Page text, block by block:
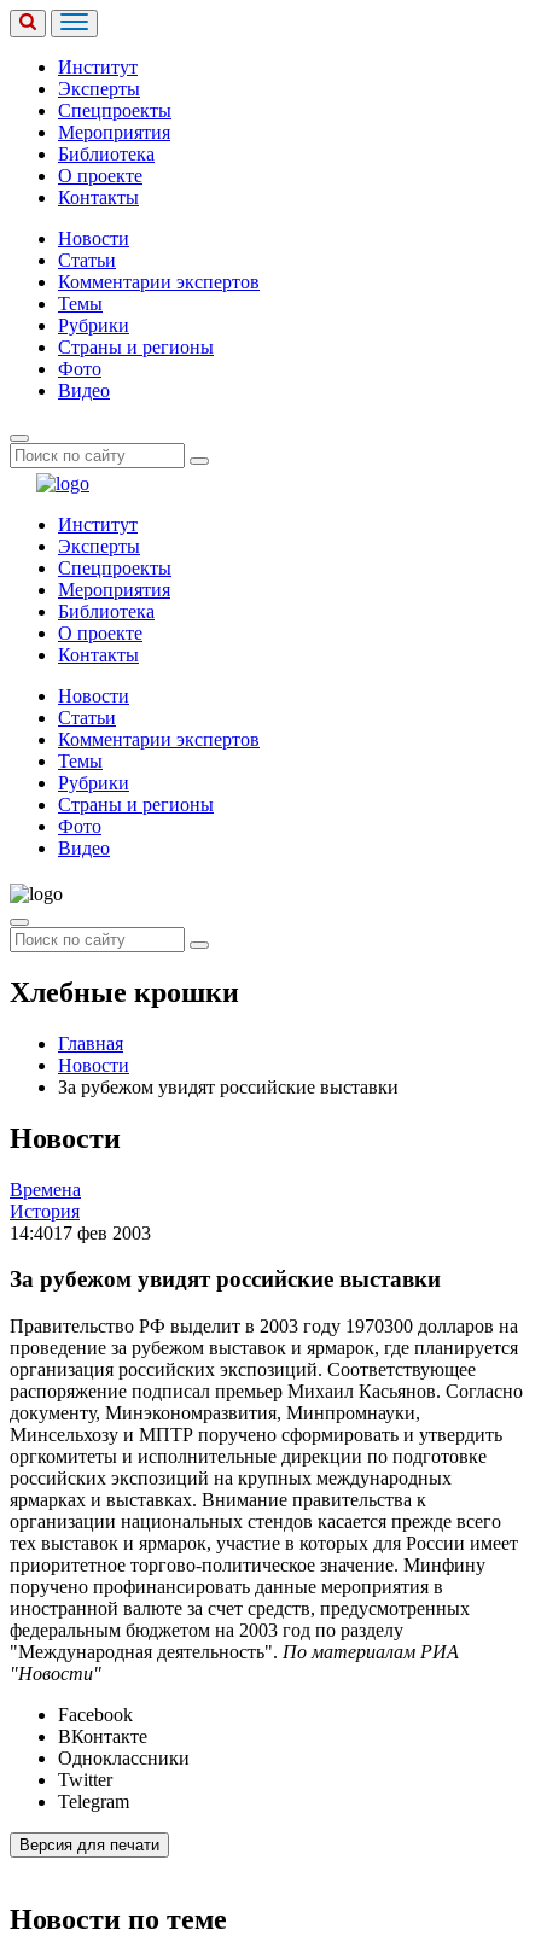
Институт
Эксперты
Спецпроекты
Мероприятия
Библиотека
О проекте
Контакты
Новости
Статьи
Комментарии экспертов
Темы
Рубрики
Страны и регионы
Фото
Видео
Институт
Эксперты
Спецпроекты
Мероприятия
Библиотека
О проекте
Контакты
Новости
Статьи
Комментарии экспертов
Темы
Рубрики
Страны и регионы
Фото
Видео
Хлебные крошки
Главная
Новости
За рубежом увидят российские выставки
Новости
Времена
История
14:4017 фев 2003
За рубежом увидят российские выставки
Правительство РФ выделит в 2003 году 1970300 долларов на
проведение за рубежом выставок и ярмарок, где планируется
организация российских экспозиций. Соответствующее
распоряжение подписал премьер Михаил Касьянов. Согласно
документу, Минэкономразвития, Минпромнауки,
Минсельхозу и МПТР поручено сформировать и утвердить
оргкомитеты и исполнительные дирекции по подготовке
российских экспозиций на крупных международных
ярмарках и выставках. Внимание правительства к
организации национальных стендов касается прежде всего
тех выставок и ярмарок, участие в которых для России имеет
приоритетное торгово-политическое значение. Минфину
поручено профинансировать данные мероприятия в
иностранной валюте за счет средств, предусмотренных
федеральным бюджетом на 2003 год по разделу
"Международная деятельность". По материалам РИА
"Новости"
Facebook
ВКонтакте
Одноклассники
Twitter
Telegram
Версия для печати
Новости по теме